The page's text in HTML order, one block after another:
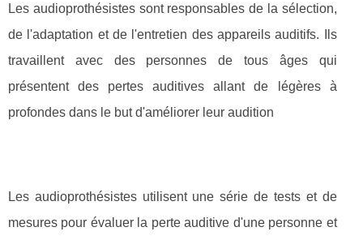
Les audioprothésistes sont responsables de la sélection,
de l'adaptation et de l'entretien des appareils auditifs. Ils
travaillent avec des personnes de tous âges qui
présentent des pertes auditives allant de légères à
profondes dans le but d'améliorer leur audition
Les audioprothésistes utilisent une série de tests et de
mesures pour évaluer la perte auditive d'une personne et